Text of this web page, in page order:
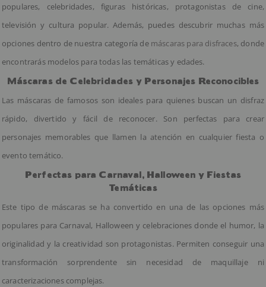
populares, celebridades, figuras históricas, protagonistas de cine,
televisión y cultura popular. Además, puedes descubrir muchas más
opciones dentro de nuestra categoría de máscaras para disfraces, donde
encontrarás modelos para todas las temáticas y edades.
Máscaras de Celebridades y Personajes Reconocibles
Las máscaras de famosos son ideales para quienes buscan un disfraz
rápido, divertido y fácil de reconocer. Son perfectas para crear
personajes memorables que llamen la atención en cualquier fiesta o
evento temático.
Perfectas para Carnaval, Halloween y Fiestas
Temáticas
Este tipo de máscaras se ha convertido en una de las opciones más
populares para Carnaval, Halloween y celebraciones donde el humor, la
originalidad y la creatividad son protagonistas. Permiten conseguir una
transformación sorprendente sin necesidad de maquillaje ni
caracterizaciones complejas.